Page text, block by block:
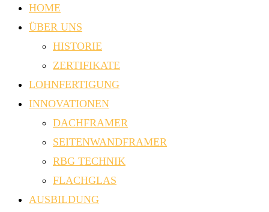
HOME
ÜBER UNS
HISTORIE
ZERTIFIKATE
LOHNFERTIGUNG
INNOVATIONEN
DACHFRAMER
SEITENWANDFRAMER
RBG TECHNIK
FLACHGLAS
AUSBILDUNG